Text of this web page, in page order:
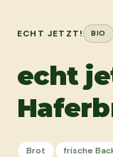
ECHT JETZT! BIO
echt
Brot frische